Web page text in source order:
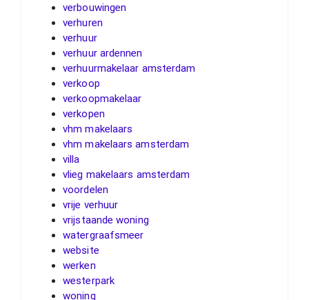
verbouwingen
verhuren
verhuur
verhuur ardennen
verhuurmakelaar amsterdam
verkoop
verkoopmakelaar
verkopen
vhm makelaars
vhm makelaars amsterdam
villa
vlieg makelaars amsterdam
voordelen
vrije verhuur
vrijstaande woning
watergraafsmeer
website
werken
westerpark
woning